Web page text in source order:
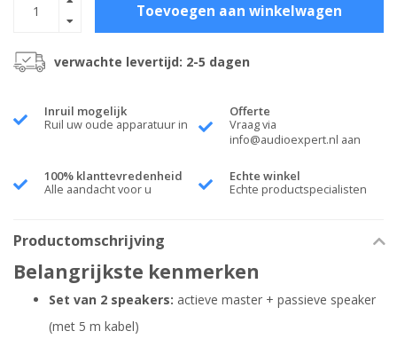
Toevoegen aan winkelwagen
verwachte levertijd: 2-5 dagen
Inruil mogelijk
Ruil uw oude apparatuur in
Offerte
Vraag via
info@audioexpert.nl aan
100% klanttevredenheid
Alle aandacht voor u
Echte winkel
Echte productspecialisten
Productomschrijving
Belangrijkste kenmerken
Set van 2 speakers: actieve master + passieve speaker
(met 5 m kabel)